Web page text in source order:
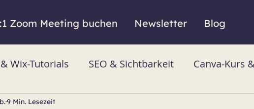
Zoom Meeting buchen Newsletter Blog
Wix-Tutorials SEO & Sichtbarkeit Canva-Kurs
9 Min. Lesezeit